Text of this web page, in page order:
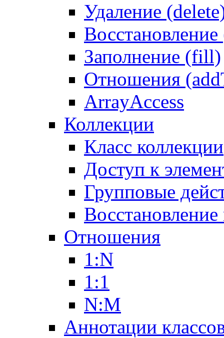
Удаление
Заполнение (fill)
Отношения
ArrayAccess
Коллекции
Класс коллекции
Доступ к
Групповые
Отношения
1:N
1:1
N:M
Аннотации